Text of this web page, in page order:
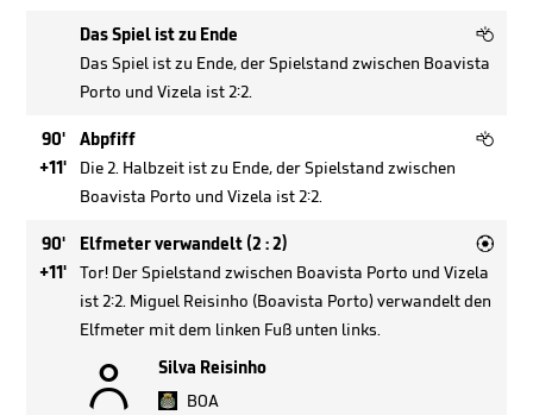
Das Spiel ist zu Ende 
Das Spiel ist zu Ende, der Spielstand zwischen Boavista
Porto und Vizela ist 2:2.
90'
+11'
Abpfiff 
Die 2. Halbzeit ist zu Ende, der Spielstand zwischen
Boavista Porto und Vizela ist 2:2.
90'
+11'
Elfmeter verwandelt (2 : 2) 
Tor! Der Spielstand zwischen Boavista Porto und Vizela
ist 2:2. Miguel Reisinho (Boavista Porto) verwandelt den
Elfmeter mit dem linken Fuß unten links.

Silva Reisinho
BOA